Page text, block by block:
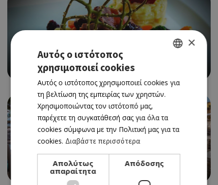
ΜΕΣΟΓΕΙΑΚΗ
CULTURA DEL GUSTO (LA)
POR EL MAR
ENGLISH
×
Αυτός ο ιστότοπος
χρησιμοποιεί cookies
Αυτός ο ιστότοπος χρησιμοποιεί cookies για
τη βελτίωση της εμπειρίας των χρηστών.
Χρησιμοποιώντας τον ιστότοπό μας,
παρέχετε τη συγκατάθεσή σας για όλα τα
cookies σύμφωνα με την Πολιτική μας για τα
cookies. Διαβάστε περισσότερα
Απολύτως
απαραίτητα
Απόδοσης